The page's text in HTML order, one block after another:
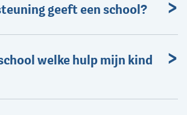
geeft een school?
welke hulp mijn kind